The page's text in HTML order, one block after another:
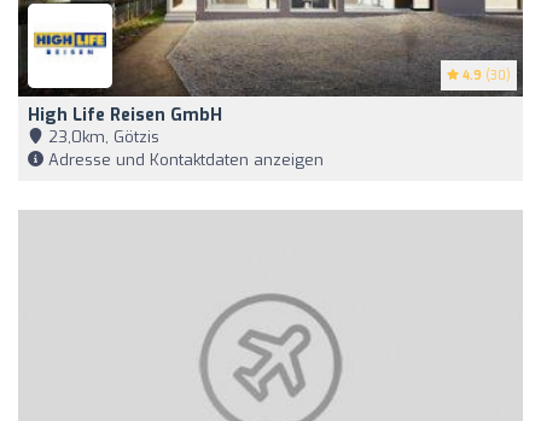
4.9 (30)
High Life Reisen GmbH
23,0km, Götzis
Adresse und Kontaktdaten anzeigen